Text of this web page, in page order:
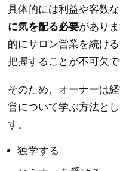
具体的には利益や客数
に気を配る必要があり
的にサロン営業を続け
把握することが不可欠で
そのため、オーナーは
営について学ぶ方法と
す。
独学する